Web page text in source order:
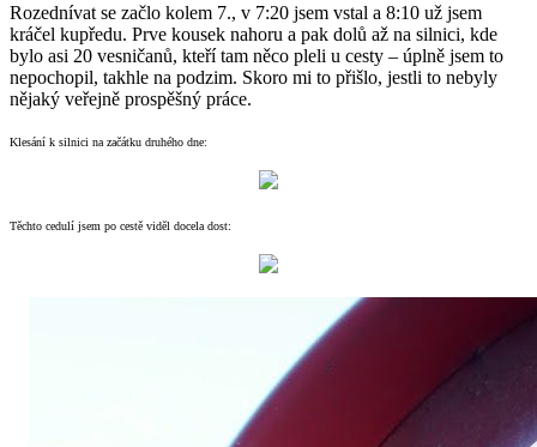
Rozednívat se začlo kolem 7., v 7:20 jsem vstal a 8:10 už jsem
kráčel kupředu. Prve kousek nahoru a pak dolů až na silnici, kde
bylo asi 20 vesničanů, kteří tam něco pleli u cesty – úplně jsem to
nepochopil, takhle na podzim. Skoro mi to přišlo, jestli to nebyly
nějaký veřejně prospěšný práce.
Klesání k silnici na začátku druhého dne:
Těchto cedulí jsem po cestě viděl docela dost: